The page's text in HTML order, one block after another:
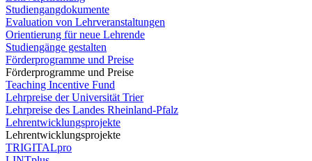
Studiengangdokumente
Evaluation von Lehrveranstaltungen
Orientierung für neue Lehrende
Studiengänge gestalten
Förderprogramme und Preise
Förderprogramme und Preise
Teaching Incentive Fund
Lehrpreise der Universität Trier
Lehrpreise des Landes Rheinland-Pfalz
Lehrentwicklungsprojekte
Lehrentwicklungsprojekte
TRIGITALpro